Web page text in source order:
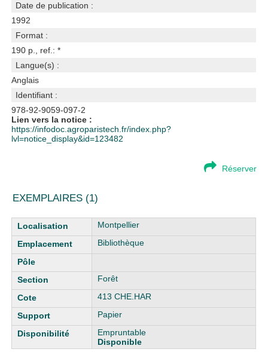
Date de publication :
1992
Format :
190 p., ref.: *
Langue(s) :
Anglais
Identifiant :
978-92-9059-097-2
Lien vers la notice :
https://infodoc.agroparistech.fr/index.php?
lvl=notice_display&id=123482
Réserver
EXEMPLAIRES (1)
Liste des exemplaires
Montpellier
Bibliothèque
Forêt
413 CHE.HAR
Papier
Empruntable
Disponible